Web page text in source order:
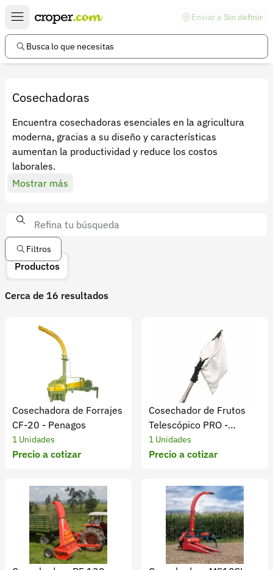
Enviar a Sin definir
Busca lo que necesitas
Cosechadoras
Encuentra cosechadoras esenciales en la agricultura
moderna, gracias a su diseño y características
aumentan la productividad y reduce los costos
laborales.
Mostrar más
Filtros
Productos
Cerca de 16 resultados
Cosechadora de Forrajes
CF-20 - Penagos
1 Unidades
Precio a cotizar
Cosechador de Frutos
Telescópico PRO -
Recolectar Frutas y
Verduras
1 Unidades
Precio a cotizar
Enlaces de interés
Preguntas frecuentes
Ayuda
Términos y condiciones
Política de devoluciones
Política de privacidad
Iniciar sesión
Registrarse
Contacto
Soporte
+57 323 2931928
contacto@croper.com
© 2026 Croper.com Todos los derechos reservados